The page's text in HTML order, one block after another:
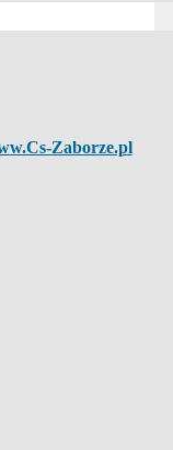
Zaborze.pl